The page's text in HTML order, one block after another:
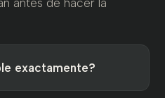
antes de hacer la
exactamente?